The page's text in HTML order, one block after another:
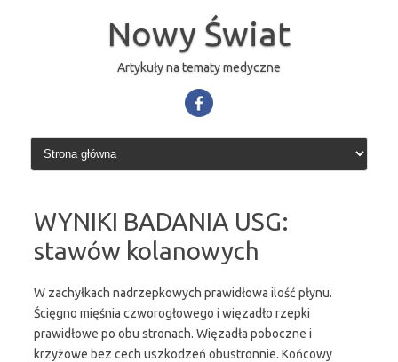
Nowy Świat
Artykuły na tematy medyczne
WYNIKI BADANIA USG:
stawów kolanowych
W zachyłkach nadrzepkowych prawidłowa ilość płynu.
Ścięgno mięśnia czworogłowego i więzadło rzepki
prawidłowe po obu stronach. Więzadła poboczne i
krzyżowe bez cech uszkodzeń obustronnie. Końcowy